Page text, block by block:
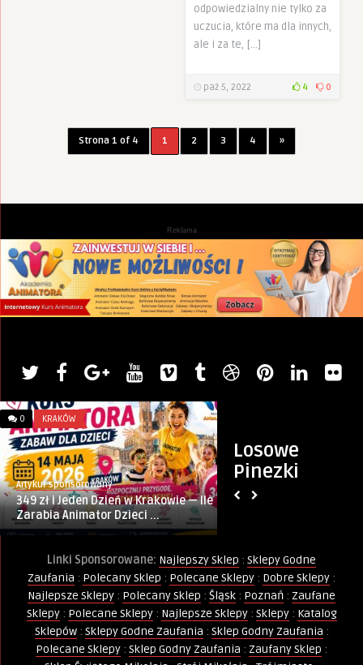
odpowiedzialny nie tylko za
uczucia, które ma dla innych,
ale i za te, […]
paź 5, 2022 4 0
Strona 1 of 4 1 2 3 4 »
Reklama
Losowe
Pinezki
0 KRAKÓW
Artykuł sponsorowany
349 zł i Jeden Dzień w Krakowie — Ile
Zarabia Animator Dzieci ...
Linki Sponsorowane: Najlepszy Sklep : Sklepy Godne
Zaufania : Polecany Sklep : Polecane Sklepy : Dobre Sklepy :
Najlepsze Sklepy : Polecany Sklep : Śląsk : Poznań : Zaufane
Sklepy: Polecane Sklepy: Najlepsze Sklepy: Sklepy: Katalog
Sklepów: Sklepy Godne Zaufania : Sklep Godny Zaufania :
Polecane Sklepy : Sklep Godny Zaufania : Zaufany Sklep :